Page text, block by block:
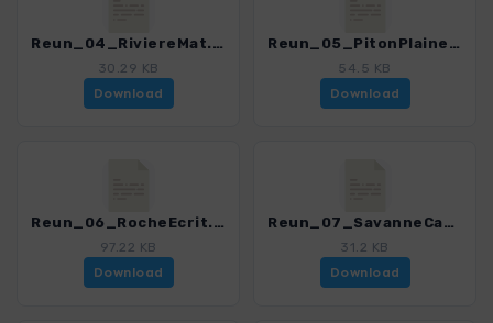
Reun_04_RiviereMat.gpx
30.29 KB
Download
Reun_05_PitonPlaineFougeres.gpx
54.5 KB
Download
Reun_06_RocheEcrit.gpx
97.22 KB
Download
Reun_07_SavanneCapHoussaye.gpx
31.2 KB
Download